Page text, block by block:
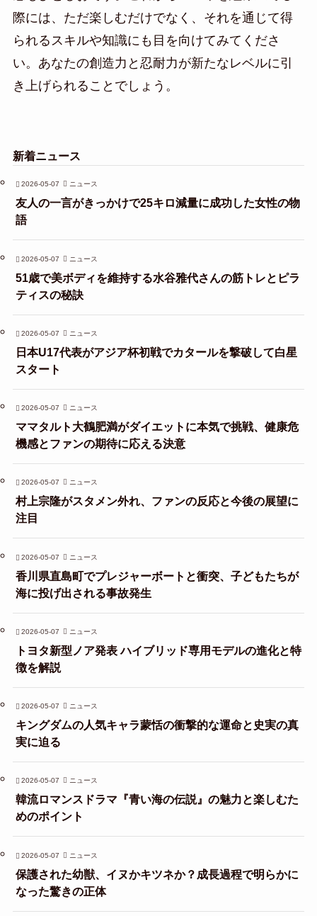
際には、ただ楽しむだけでなく、それを通じて得
られるスキルや知識にも目を向けてみてくださ
い。あなたの創造力と忍耐力が新たなレベルに引
き上げられることでしょう。
新着ニュース
2026-05-07 ニュース
友人の一言がきっかけで25キロ減量に成功した女性の物
語
2026-05-07 ニュース
51歳で美ボディを維持する水谷雅代さんの筋トレとピラ
ティスの秘訣
2026-05-07 ニュース
日本U17代表がアジア杯初戦でカタールを撃破して白星
スタート
2026-05-07 ニュース
ママタルト大鶴肥満がダイエットに本気で挑戦、健康危
機感とファンの期待に応える決意
2026-05-07 ニュース
村上宗隆がスタメン外れ、ファンの反応と今後の展望に
注目
2026-05-07 ニュース
香川県直島町でプレジャーボートと衝突、子どもたちが
海に投げ出される事故発生
2026-05-07 ニュース
トヨタ新型ノア発表 ハイブリッド専用モデルの進化と特
徴を解説
2026-05-07 ニュース
キングダムの人気キャラ蒙恬の衝撃的な運命と史実の真
実に迫る
2026-05-07 ニュース
韓流ロマンスドラマ『青い海の伝説』の魅力と楽しむた
めのポイント
2026-05-07 ニュース
保護された幼獣、イヌかキツネか？成長過程で明らかに
なった驚きの正体